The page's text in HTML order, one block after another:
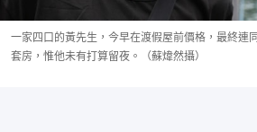
一家四口的黃先生，今早在渡假屋前價格，最終連
套房，惟他未有打算留夜。（蘇煒然攝）